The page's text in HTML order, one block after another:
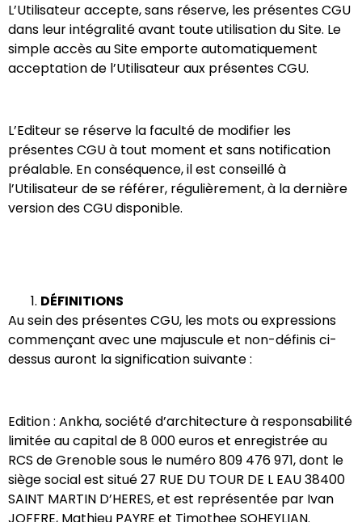
L’Utilisateur accepte, sans réserve, les présentes CGU
dans leur intégralité avant toute utilisation du Site. Le
simple accès au Site emporte automatiquement
acceptation de l’Utilisateur aux présentes CGU.
L’Editeur se réserve la faculté de modifier les
présentes CGU à tout moment et sans notification
préalable. En conséquence, il est conseillé à
l’Utilisateur de se référer, régulièrement, à la dernière
version des CGU disponible.
DÉFINITIONS
Au sein des présentes CGU, les mots ou expressions
commençant avec une majuscule et non-définis ci-
dessus auront la signification suivante :
Edition : Ankha, société d’architecture à responsabilité
limitée au capital de 8 000 euros et enregistrée au
RCS de Grenoble sous le numéro 809 476 971, dont le
siège social est situé27 RUE DU TOUR DE L EAU 38400
SAINT MARTIN D’HERES, et est représentée par Ivan